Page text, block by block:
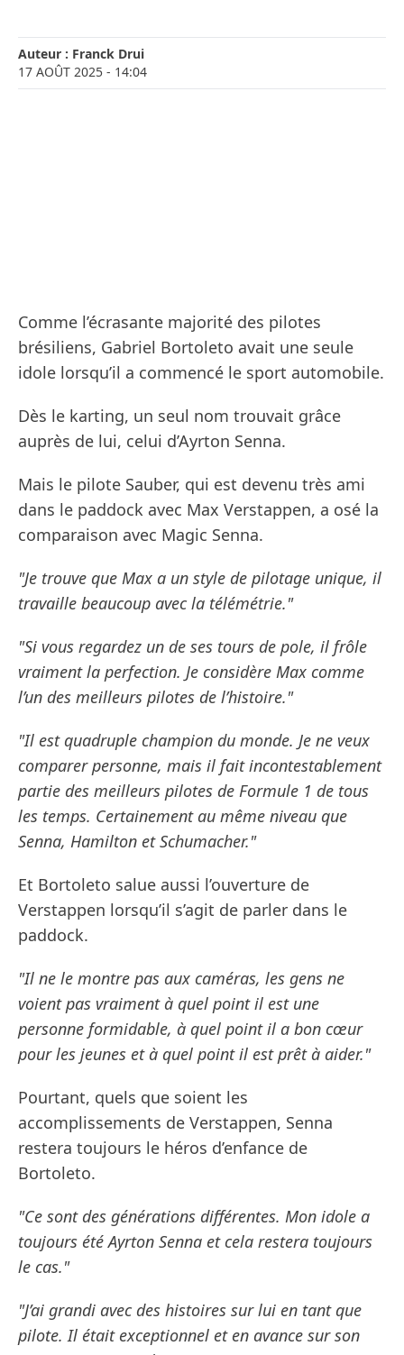
Auteur : Franck Drui
17 AOÛT 2025 - 14:04
Comme l’écrasante majorité des pilotes
brésiliens, Gabriel Bortoleto avait une seule
idole lorsqu’il a commencé le sport automobile.
Dès le karting, un seul nom trouvait grâce
auprès de lui, celui d’Ayrton Senna.
Mais le pilote Sauber, qui est devenu très ami
dans le paddock avec Max Verstappen, a osé la
comparaison avec Magic Senna.
"Je trouve que Max a un style de pilotage unique, il
travaille beaucoup avec la télémétrie."
"Si vous regardez un de ses tours de pole, il frôle
vraiment la perfection. Je considère Max comme
l’un des meilleurs pilotes de l’histoire."
"Il est quadruple champion du monde. Je ne veux
comparer personne, mais il fait incontestablement
partie des meilleurs pilotes de Formule 1 de tous
les temps. Certainement au même niveau que
Senna, Hamilton et Schumacher."
Et Bortoleto salue aussi l’ouverture de
Verstappen lorsqu’il s’agit de parler dans le
paddock.
"Il ne le montre pas aux caméras, les gens ne
voient pas vraiment à quel point il est une
personne formidable, à quel point il a bon cœur
pour les jeunes et à quel point il est prêt à aider."
Pourtant, quels que soient les
accomplissements de Verstappen, Senna
restera toujours le héros d’enfance de
Bortoleto.
"Ce sont des générations différentes. Mon idole a
toujours été Ayrton Senna et cela restera toujours
le cas."
"J’ai grandi avec des histoires sur lui en tant que
pilote. Il était exceptionnel et en avance sur son